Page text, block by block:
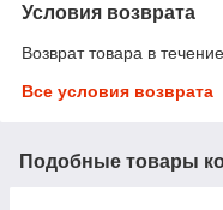
Условия возврата
Возврат товара в
Все условия возврата
Подобные товары